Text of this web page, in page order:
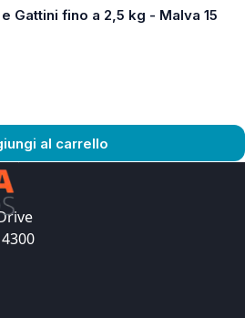
Gattini fino a 2,5 kg - Malva 15
al carrello